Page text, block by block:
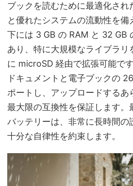
ブックを読むために最適化され
と優れたシステムの流動性を
下には 3 GB の RAM と 32 GB
あり、特に大規模なライブラリ
に microSD 経由で拡張可能で
ドキュメントと電子ブックの
ポートし、アップロードするあ
最大限の互換性を保証します。
バッテリーは、非常に長時間の
十分な自律性を約束します。